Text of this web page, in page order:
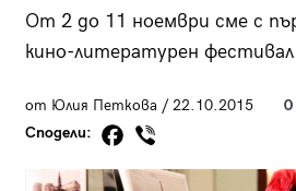
От 2 до 11 ноември сме с
кино-литературен фестивал
от Юлия Петкова / 22.10.2015
0
Сподели: